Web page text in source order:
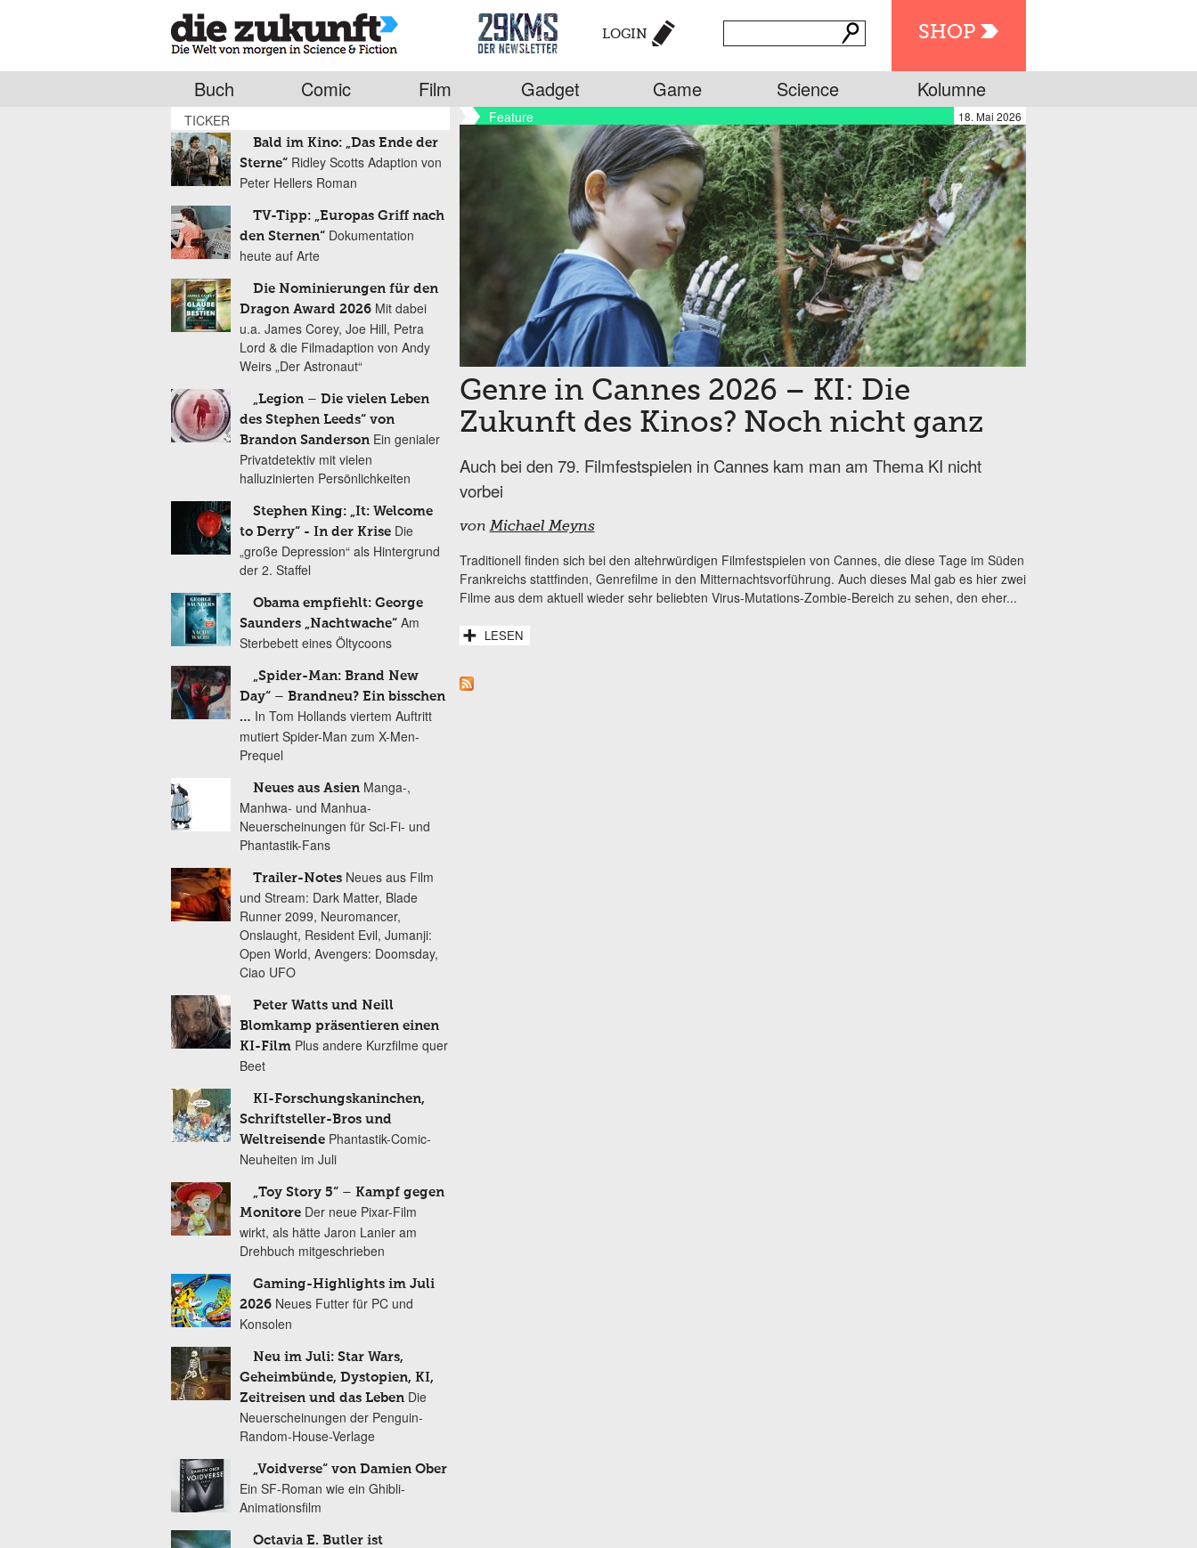
SHOP
LOGIN
Buch Comic Film Gadget Game Science Kolumne
Feature 18. Mai 2026
Genre in Cannes 2026 – KI: Die
Zukunft des Kinos? Noch nicht ganz
Auch bei den 79. Filmfestspielen in Cannes kam man am Thema KI nicht
vorbei
vonMichael Meyns
Traditionell finden sich bei den altehrwürdigen Filmfestspielen von Cannes, die diese Tage im Süden
Frankreichs stattfinden, Genrefilme in den Mitternachtsvorführung. Auch dieses Mal gab es hier zwei
Filme aus dem aktuell wieder sehr beliebten Virus-Mutations-Zombie-Bereich zu sehen, den eher...
LESEN
TICKER
Bald im Kino: „Das Ende der
Sterne“ Ridley Scotts Adaption von
Peter Hellers Roman
TV-Tipp: „Europas Griff nach
den Sternen“ Dokumentation
heute auf Arte
Die Nominierungen für den
Dragon Award 2026 Mit dabei
u.a. James Corey, Joe Hill, Petra
Lord & die Filmadaption von Andy
Weirs „Der Astronaut“
„Legion – Die vielen Leben
des Stephen Leeds“ von
Brandon Sanderson Ein genialer
Privatdetektiv mit vielen
halluzinierten Persönlichkeiten
Stephen King: „It: Welcome
to Derry“ - In der Krise Die
„große Depression“ als Hintergrund
der 2. Staffel
Obama empfiehlt: George
Saunders „Nachtwache“ Am
Sterbebett eines Öltycoons
„Spider-Man: Brand New
Day“ – Brandneu? Ein bisschen
… In Tom Hollands viertem Auftritt
mutiert Spider-Man zum X-Men-
Prequel
Neues aus Asien Manga-,
Manhwa- und Manhua-
Neuerscheinungen für Sci-Fi- und
Phantastik-Fans
Trailer-Notes Neues aus Film
und Stream: Dark Matter, Blade
Runner 2099, Neuromancer,
Onslaught, Resident Evil, Jumanji:
Open World, Avengers: Doomsday,
Ciao UFO
Peter Watts und Neill
Blomkamp präsentieren einen
KI-Film Plus andere Kurzfilme quer
Beet
KI-Forschungskaninchen,
Schriftsteller-Bros und
Weltreisende Phantastik-Comic-
Neuheiten im Juli
„Toy Story 5“ – Kampf gegen
Monitore Der neue Pixar-Film
wirkt, als hätte Jaron Lanier am
Drehbuch mitgeschrieben
Gaming-Highlights im Juli
2026 Neues Futter für PC und
Konsolen
Neu im Juli: Star Wars,
Geheimbünde, Dystopien, KI,
Zeitreisen und das Leben Die
Neuerscheinungen der Penguin-
Random-House-Verlage
„Voidverse“ von Damien Ober
Ein SF-Roman wie ein Ghibli-
Animationsfilm
Octavia E. Butler ist